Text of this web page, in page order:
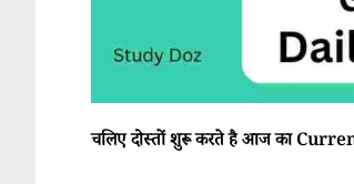
चलिए दोस्तों शुरू करते है आज का